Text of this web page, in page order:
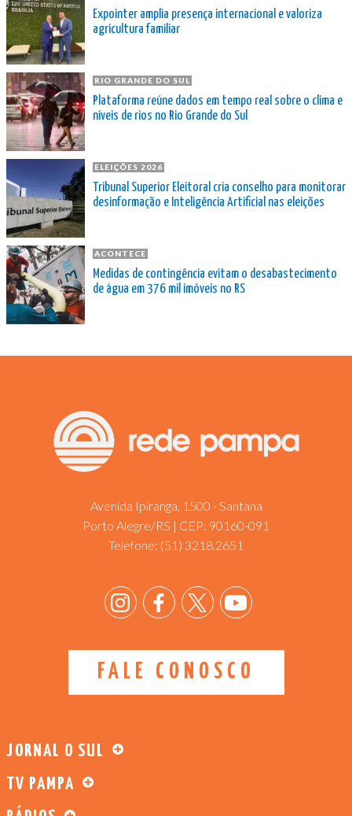
Expointer amplia presença internacional e valoriza
agricultura familiar
RIO GRANDE DO SUL
Plataforma reúne dados em tempo real sobre o clima e
níveis de rios no Rio Grande do Sul
ELEIÇÕES 2026
Tribunal Superior Eleitoral cria conselho para monitorar
desinformação e Inteligência Artificial nas eleições
ACONTECE
Medidas de contingência evitam o desabastecimento
de água em 376 mil imóveis no RS
Avenida Ipiranga, 1500 - Santana
Porto Alegre/RS | CEP: 90160-091
Telefone: (51) 3218.2651
FALE CONOSCO
JORNAL O SUL
TV PAMPA